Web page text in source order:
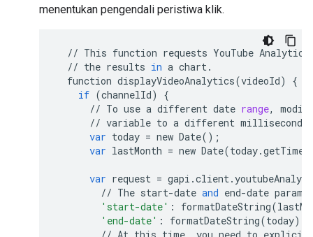
menentukan pengendali peristiwa klik.
// This function requests YouTube Analytics
// the results in a chart.
function displayVideoAnalytics(videoId)
{
if (channelId)
{
// To use a different date range,
// variable to a different millisecond
var today = new Date();
var lastMonth = new Date(today.getTime
var request = gapi .client.
// The start-date and end-date
'start-date' : formatDateString(
'end-date' : formatDateString(today),